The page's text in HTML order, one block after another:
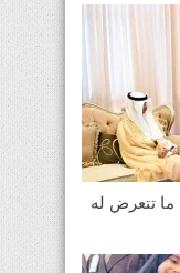
ما تتعرض له